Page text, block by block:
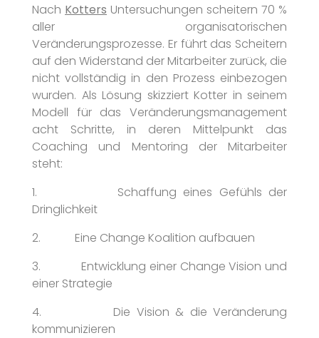
Nach Kotters Untersuchungen scheitern 70 %
aller organisatorischen
Veränderungsprozesse. Er führt das Scheitern
auf den Widerstand der Mitarbeiter zurück, die
nicht vollständig in den Prozess einbezogen
wurden. Als Lösung skizziert Kotter in seinem
Modell für das Veränderungsmanagement
acht Schritte, in deren Mittelpunkt das
Coaching und Mentoring der Mitarbeiter
steht:
1. Schaffung eines Gefühls der
Dringlichkeit
2. Eine Change Koalition aufbauen
3. Entwicklung einer Change Vision und
einer Strategie
4. Die Vision & die Veränderung
kommunizieren